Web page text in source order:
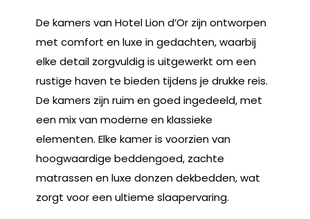
De kamers van Hotel Lion d’Or zijn ontworpen
met comfort en luxe in gedachten, waarbij
elke detail zorgvuldig is uitgewerkt om een
rustige haven te bieden tijdens je drukke reis.
De kamers zijn ruim en goed ingedeeld, met
een mix van moderne en klassieke
elementen. Elke kamer is voorzien van
hoogwaardige beddengoed, zachte
matrassen en luxe donzen dekbedden, wat
zorgt voor een ultieme slaapervaring.